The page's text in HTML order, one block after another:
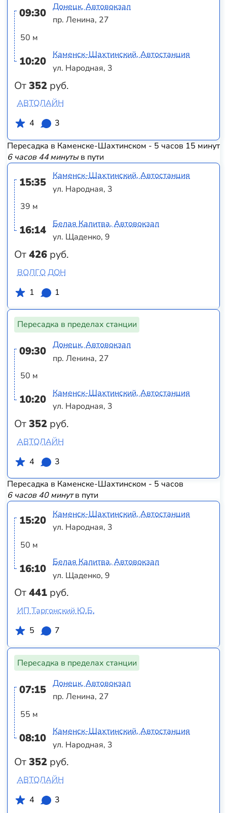
09:30
50 м
10:20
От352 руб.
Донецк, Автовокзал
пр. Ленина, 27
Каменск-Шахтинский, Автостанция
ул. Народная, 3
АВТОЛАЙН
4
3
Пересадка в Каменске-Шахтинском - 5 часов 15 минут
6 часов 44 минутыв пути
15:35
39 м
16:14
От426 руб.
Каменск-Шахтинский, Автостанция
ул. Народная, 3
Белая Калитва, Автовокзал
ул. Щаденко, 9
ВОЛГО ДОН
1
1
Пересадка в пределах станции
09:30
50 м
10:20
От352 руб.
Донецк, Автовокзал
пр. Ленина, 27
Каменск-Шахтинский, Автостанция
ул. Народная, 3
АВТОЛАЙН
4
3
Пересадка в Каменске-Шахтинском - 5 часов
6 часов 40 минутв пути
15:20
50 м
16:10
От441 руб.
Каменск-Шахтинский, Автостанция
ул. Народная, 3
Белая Калитва, Автовокзал
ул. Щаденко, 9
ИП Таргонский Ю.Б.
5
7
Пересадка в пределах станции
07:15
55 м
08:10
От352 руб.
Донецк, Автовокзал
пр. Ленина, 27
Каменск-Шахтинский, Автостанция
ул. Народная, 3
АВТОЛАЙН
4
3